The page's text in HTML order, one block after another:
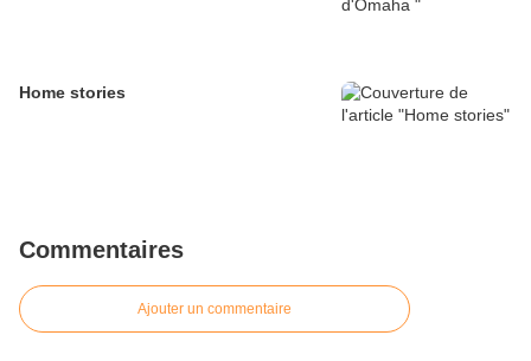
Home stories
Commentaires
Ajouter un commentaire